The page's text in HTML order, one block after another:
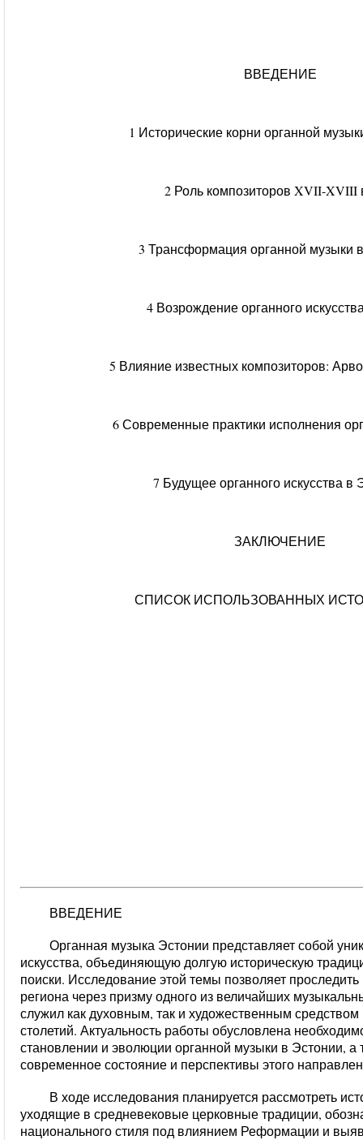
ВВЕДЕНИЕ
1 Исторические корни органной
2 Роль композиторов XVII-XVIII
3 Трансформация органной музыки
4 Возрождение органного
5 Влияние известных композиторов:
6 Современные практики исполнения
7 Будущее органного искусства в
ЗАКЛЮЧЕНИЕ
СПИСОК ИСПОЛЬЗОВАННЫХ
ВВЕДЕНИЕ
Органная музыка Эстонии представляет собой
искусства, объединяющую долгую историческую
поиски. Исследование этой темы позволяет
региона через призму одного из величайших
служил как духовным, так и художественным
столетий. Актуальность работы обусловлена
становлении и эволюции органной музыки в Эстонии, а
современное состояние и перспективы этого
В ходе исследования планируется рассмотреть
уходящие в средневековые церковные традиции,
национального стиля под влиянием Реформации и